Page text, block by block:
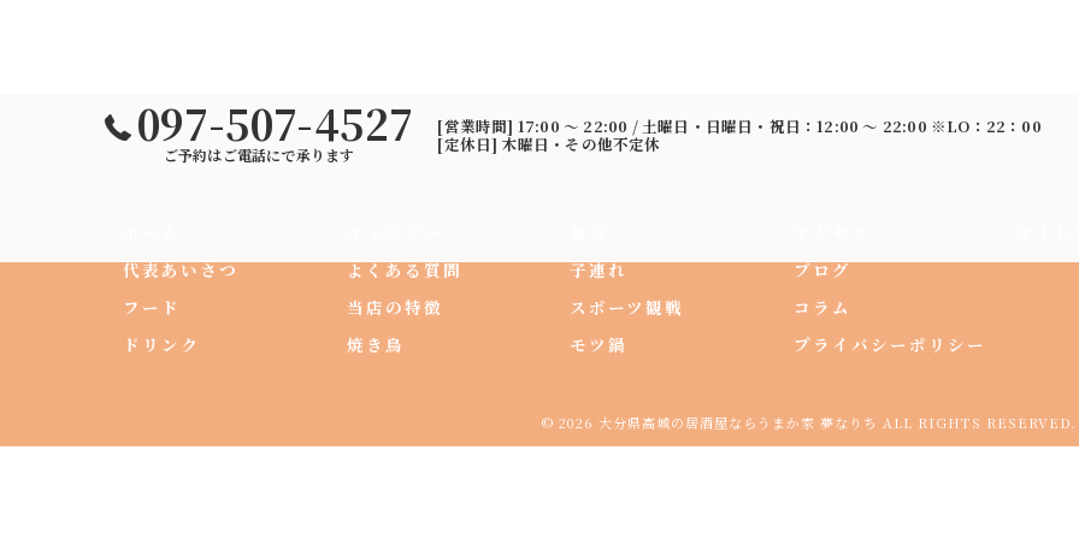
097-507-4527
ご予約はご電話にで承ります
[営業時間] 17:00 〜 22:00 / 土曜日・日曜日・祝日：12:00 〜 22:00 ※LO：22：00
[定休日] 木曜日・その他不定休
代表あいさつ
フード
ドリンク
よくある質問
当店の特徴
焼き鳥
子連れ
スポーツ観戦
モツ鍋
ブログ
コラム
プライバシーポリシー
© 2026 大分県高城の居酒屋ならうまか家 夢なりち ALL RIGHTS RESERVED.